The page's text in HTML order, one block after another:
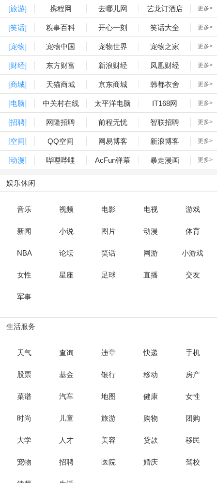
[旅游] 携程网 去哪儿网 艺龙订酒店 更多>
[笑话] 糗事百科 开心一刻 笑话大全 更多>
[宠物] 宠物中国 宠物世界 宠物之家 更多>
[财经] 东方财富 新浪财经 凤凰财经 更多>
[商城] 天猫商城 京东商城 韩都衣舍 更多>
[电脑] 中关村在线 太平洋电脑 IT168网 更多>
[招聘] 网隆招聘 前程无忧 智联招聘 更多>
[空间] QQ空间 网易博客 新浪博客 更多>
[动漫] 哔哩哔哩 AcFun弹幕 暴走漫画 更多>
娱乐休闲
音乐 视频 电影 电视 游戏
新闻 小说 图片 动漫 体育
NBA 论坛 笑话 网游 小游戏
女性 星座 足球 直播 交友
军事
生活服务
天气 查询 违章 快递 手机
股票 基金 银行 移动 房产
菜谱 汽车 地图 健康 女性
时尚 儿童 旅游 购物 团购
大学 人才 美容 贷款 移民
宠物 招聘 医院 婚庆 驾校